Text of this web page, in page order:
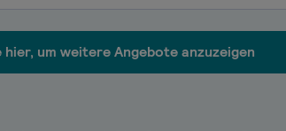
hier, um weitere Angebote anzuzeigen